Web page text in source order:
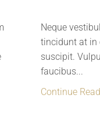
Neque
tincidunt at in
suscipit.
faucibus...
Continue